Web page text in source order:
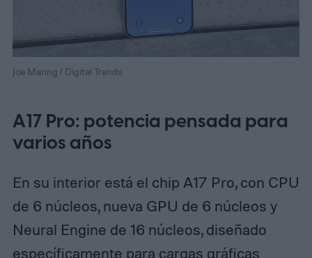
Joe Maring / Digital Trends
A17 Pro: potencia pensada para
varios años
En su interior está el chip A17 Pro, con CPU
de 6 núcleos, nueva GPU de 6 núcleos y
Neural Engine de 16 núcleos, diseñado
específicamente para cargas gráficas